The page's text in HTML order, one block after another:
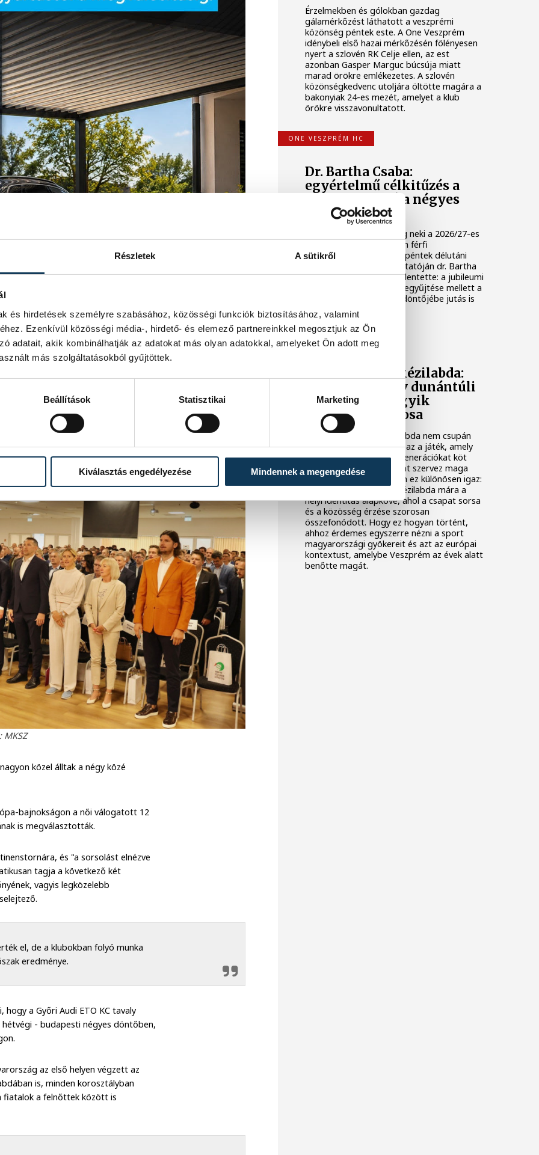
Részletek A sütikről
és hirdetések személyre szabásához, közösségi funkciók biztosításához, valamint
Ezenkívül közösségi média-, hirdető- és elemező partnereinkkel megosztjuk az Ön
adatait, akik kombinálhatják az adatokat más olyan adatokkal, amelyeket Ön adott meg
más szolgáltatásokból gyűjtöttek.
Beállítások Statisztikai Marketing
Kiválasztás engedélyezése Mindennek a megengedése
MKSZ
közel álltak a négy közé
bajnokságon a női válogatott 12
is megválasztották.
és "a sorsolást elnézve
tagja a következő két
vagyis legközelebb
el, de a klubokban folyó munka
eredménye.
a Győri Audi ETO KC tavaly
- budapesti négyes döntőben,
az első helyen végzett az
is, minden korosztályban
fiatalok a felnőttek között is
Érzelmekben és gólokban gazdag
gálamérkőzést láthatott a veszprémi
közönség péntek este. A One Veszprém
idénybeli első hazai mérkőzésén fölényesen
nyert a szlovén RK Celje ellen, az est
azonban Gasper Marguc búcsúja miatt
marad örökre emlékezetes. A szlovén
közönségkedvenc utoljára öltötte magára a
bakonyiak 24-es mezét, amelyet a klub
örökre visszavonultatott.
ONE VESZPRÉM HC
Dr. Bartha Csaba:
egyértelmű célkitűzés a
Bajnokok Ligája négyes
döntője
Huszonkét játékossal vág neki a 2026/27-es
idénynek a One Veszprém férfi
kézilabdacsapata. A klub péntek délutáni
szezonnyitó sajtótájékoztatóján dr. Bartha
Csaba vezérigazgató kijelentette: a jubileumi
idényben a hazai címek begyűjtése mellett a
Bajnokok Ligája négyes döntőjébe jutás is
egyértelmű célkitűzés.
TÁMOGATOTT TARTALOM
Veszprém és a kézilabda:
hogyan lett egy dunántúli
város Európa egyik
kézilabdafővárosa
Magyarországon a kézilabda nem csupán
egy sport a sok közül. Ez az a játék, amely
telt arénákat tölt meg, generációkat köt
össze, és egész városokat szervez maga
köré. Veszprém esetében ez különösen igaz:
a dunántúli városban a kézilabda mára a
helyi identitás alapköve, ahol a csapat sorsa
és a közösség érzése szorosan
összefonódott. Hogy ez hogyan történt,
ahhoz érdemes egyszerre nézni a sport
magyarországi gyökereit és azt az európai
kontextust, amelybe Veszprém az évek alatt
benőtte magát.